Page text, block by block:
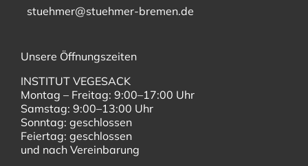
stuehmer@stuehmer-bremen.de
Unsere Öffnungszeiten
INSTITUT VEGESACK
Montag – Freitag: 9:00–17:00 Uhr
Samstag: 9:00–13:00 Uhr
Sonntag: geschlossen
Feiertag: geschlossen
und nach Vereinbarung